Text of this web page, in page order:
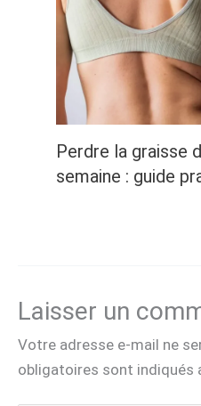
Perdre la graisse
semaine : guide
Laisser un
Votre adresse e-mail ne
obligatoires sont indiqués